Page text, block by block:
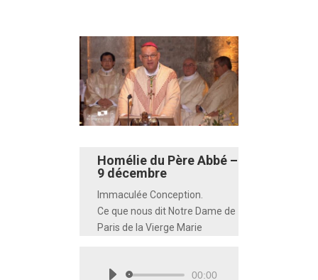
Homélie du Père Abbé –
9 décembre
Immaculée Conception.
Ce que nous dit Notre Dame de
Paris de la Vierge Marie
Lecteur00:00